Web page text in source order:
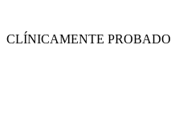
CLÍNICAMENTE PROBADO